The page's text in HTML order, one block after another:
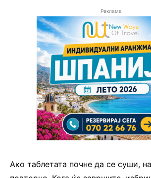
Реклама
Ако таблетата почне да се суши,